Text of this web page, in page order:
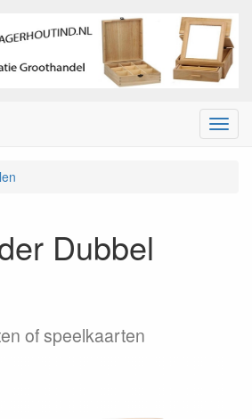
Menu
Dubbel
of speelkaarten